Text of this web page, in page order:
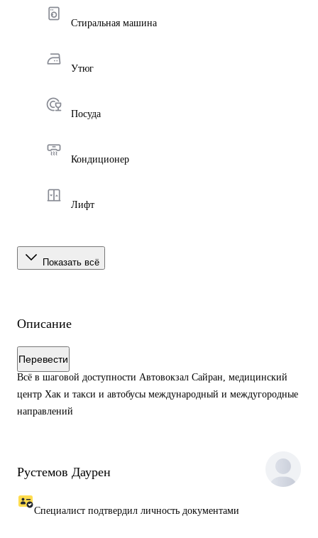
Стиральная машина
Утюг
Посуда
Кондиционер
Лифт
Показать всё
Описание
Перевести
Всё в шаговой доступности Автовокзал Сайран, медицинский
центр Хак и такси и автобусы международный и междугородные
направлений
Рустемов Даурен
Специалист подтвердил личность документами